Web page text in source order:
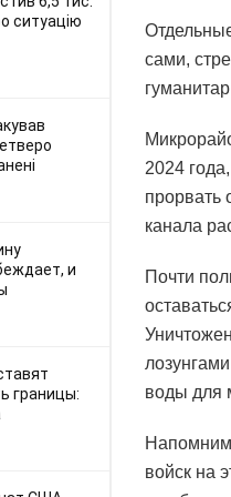
ситуацію
и
границы:
сами,
2024
прорвать
канала
Почти
воды для
войск на